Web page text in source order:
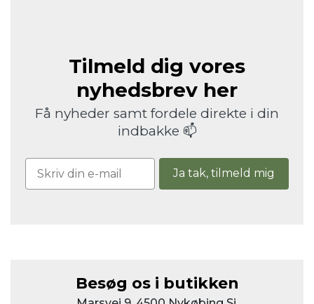
Tilmeld dig vores
nyhedsbrev her
Få nyheder samt fordele direkte i din
indbakke 📫
Ja tak, tilmeld mig
Besøg os i butikken